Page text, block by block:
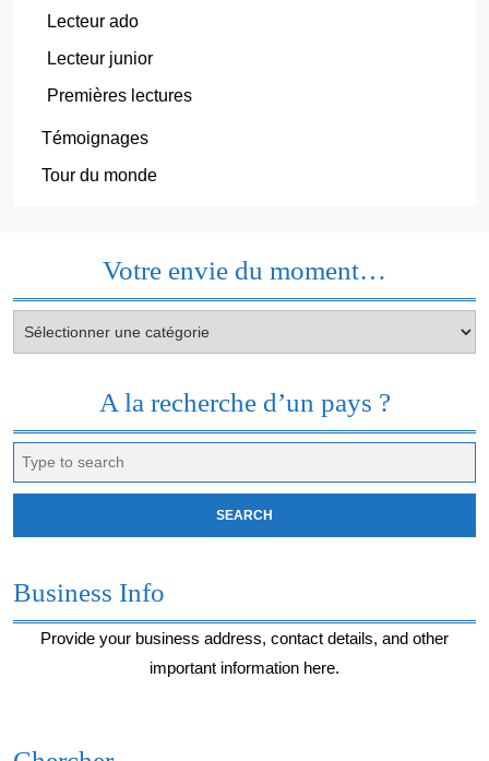
Lecteur ado
Lecteur junior
Premières lectures
Témoignages
Tour du monde
Votre envie du moment…
envie
A la recherche d’un pays ?
for:
Business Info
Provide your business address, contact details, and other
important information here.